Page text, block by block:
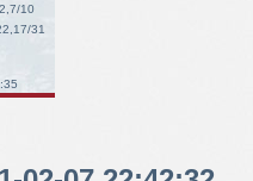
10
31